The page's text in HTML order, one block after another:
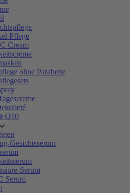
Pflege
Cream
ohne Parabene
Q10
Gesichtsserum
Serum
Serum